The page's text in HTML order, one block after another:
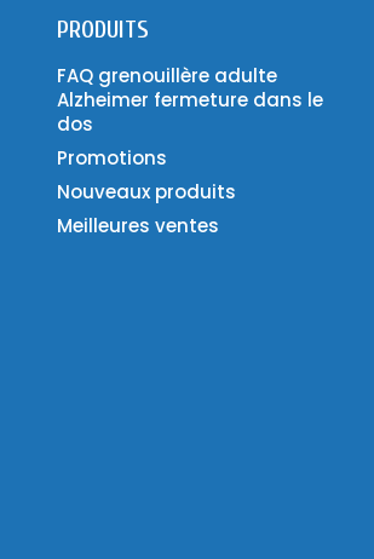
PRODUITS
FAQ grenouillère adulte
Alzheimer fermeture dans le
dos
Promotions
Nouveaux produits
Meilleures ventes